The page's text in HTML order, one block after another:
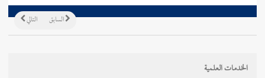
التالي السابق
الخدمات العلمية